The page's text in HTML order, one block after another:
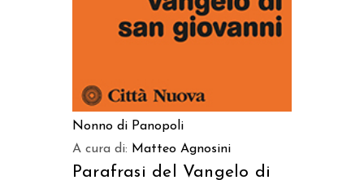
Nonno di Panopoli
A cura di: Matteo Agnosini
Parafrasi del Vangelo di